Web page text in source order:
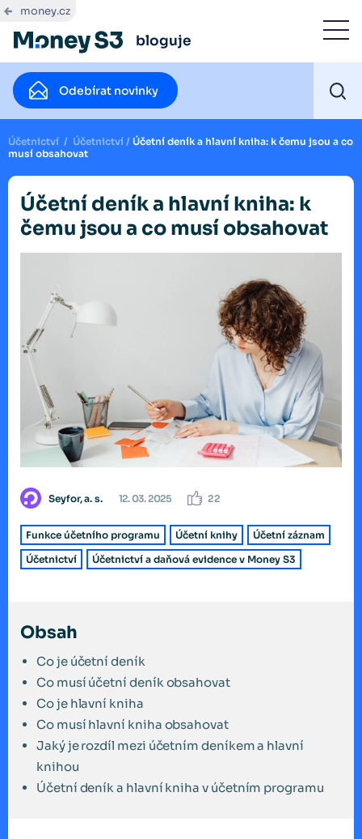
money.cz
bloguje
Odebírat novinky
Účetnictví / Účetnictví / Účetní deník a hlavní kniha: k čemu jsou a co
musí obsahovat
Účetní deník a hlavní kniha: k
čemu jsou a co musí obsahovat
Seyfor, a. s. 12. 03. 2025 22
Funkce účetního programu Účetní knihy
Účetní záznam
Účetnictví
Účetnictví a daňová evidence v Money S3
Obsah
Co je účetní deník
Co musí účetní deník obsahovat
Co je hlavní kniha
Co musí hlavní kniha obsahovat
Jaký je rozdíl mezi účetním deníkem a hlavní
knihou
Účetní deník a hlavní kniha v účetním programu